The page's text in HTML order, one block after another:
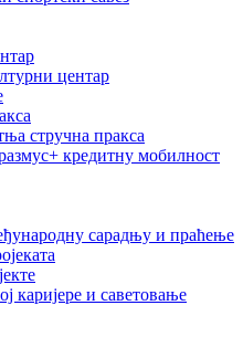
центар
стручна пракса
кредитну мобилност
сарадњу и праћење
каријере и саветовање